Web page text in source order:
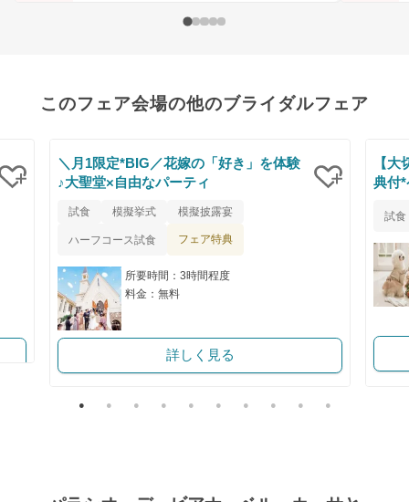
このフェア会場の他のブライダルフェア
＼月1限定*BIG／花嫁の「好き」を体験
♪大聖堂×自由なパーティ
試食 模擬挙式 模擬披露宴
ハーフコース試食 フェア特典
所要時間：3時間程度
料金：無料
詳しく見る
【
典付*
試食